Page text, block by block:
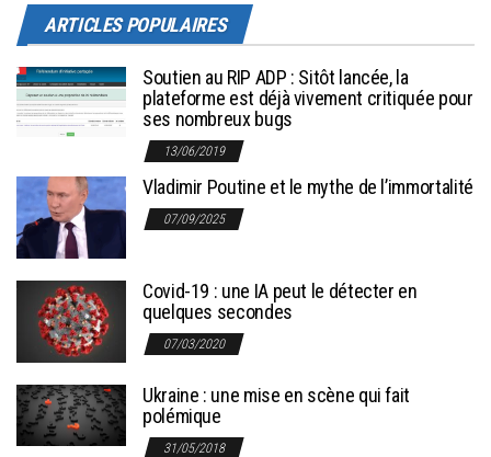
ARTICLES POPULAIRES
Soutien au RIP ADP : Sitôt lancée, la
plateforme est déjà vivement critiquée pour
ses nombreux bugs
13/06/2019
Vladimir Poutine et le mythe de l’immortalité
07/09/2025
Covid-19 : une IA peut le détecter en
quelques secondes
07/03/2020
Ukraine : une mise en scène qui fait
polémique
31/05/2018